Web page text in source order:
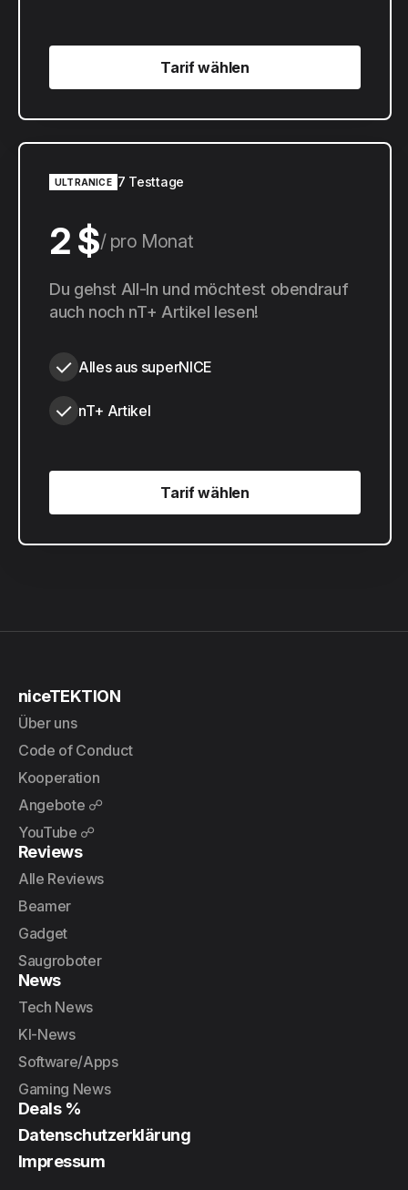
Tarif wählen
Tarif wählen
ULTRANICE 7 Testtage
2 $ pro Monat
20 $ pro Jahr
Du gehst All-In und möchtest obendrauf
auch noch nT+ Artikel lesen!
Alles aus superNICE
nT+ Artikel
Tarif wählen
Tarif wählen
niceTEKTION
Über uns
Code of Conduct
Kooperation
Angebote ☍
YouTube ☍
Reviews
Alle Reviews
Beamer
Gadget
Saugroboter
News
Tech News
KI-News
Software/Apps
Gaming News
Deals %
Datenschutzerklärung
Impressum